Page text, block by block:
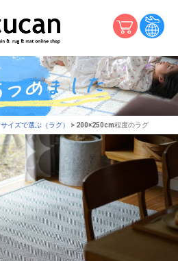
サイズで選ぶ（ラグ） 200×250cm程度のラグ